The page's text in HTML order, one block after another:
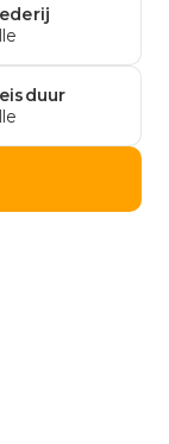
- Vernon - Parijs -